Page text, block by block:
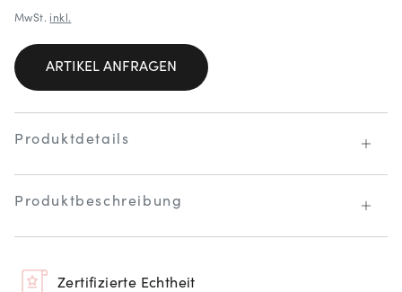
MwSt. inkl.
ARTIKEL ANFRAGEN
Produktdetails
Produktbeschreibung
Zertifizierte Echtheit